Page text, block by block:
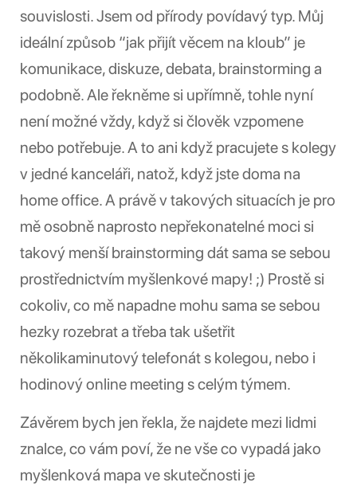
souvislosti. Jsem od přírody povídavý typ. Můj
ideální způsob “jak přijít věcem na kloub” je
komunikace, diskuze, debata, brainstorming a
podobně. Ale řekněme si upřímně, tohle nyní
není možné vždy, když si člověk vzpomene
nebo potřebuje. A to ani když pracujete s kolegy
v jedné kanceláři, natož, když jste doma na
home office. A právě v takových situacích je pro
mě osobně naprosto nepřekonatelné moci si
takový menší brainstorming dát sama se sebou
prostřednictvím myšlenkové mapy! ;) Prostě si
cokoliv, co mě napadne mohu sama se sebou
hezky rozebrat a třeba tak ušetřit
několikaminutový telefonát s kolegou, nebo i
hodinový online meeting s celým týmem.
Závěrem bych jen řekla, že najdete mezi lidmi
znalce, co vám poví, že ne vše co vypadá jako
myšlenková mapa ve skutečnosti je